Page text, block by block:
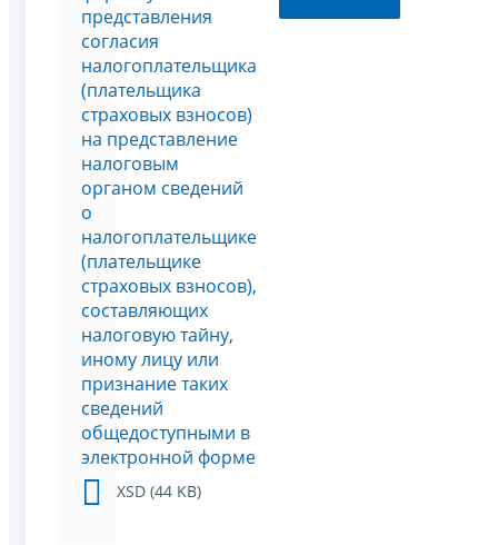
представления
согласия
налогоплательщика
(плательщика
страховых взносов)
на представление
налоговым
органом сведений
о
налогоплательщике
(плательщике
страховых взносов),
составляющих
налоговую тайну,
иному лицу или
признание таких
сведений
общедоступными в
электронной форме
XSD (44 KB)